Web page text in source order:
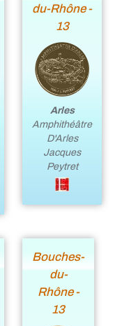
du-Rhône -
13
Arles
Amphithéâtre
D'Arles
Jacques
Peytret
Bouches-
du-
Rhône -
13